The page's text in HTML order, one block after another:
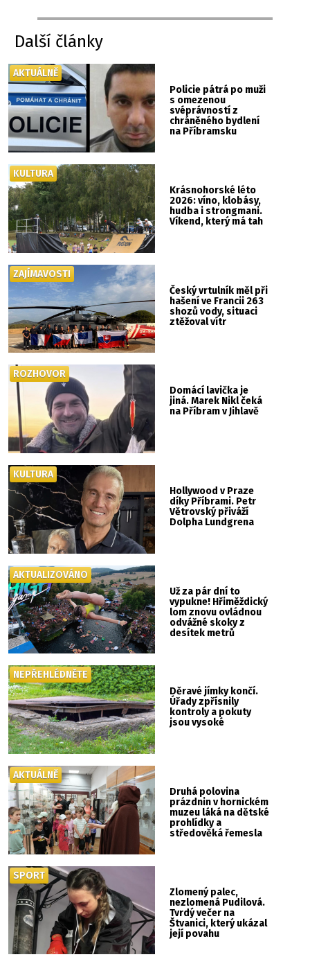
Další články
Policie pátrá po muži
s omezenou
svéprávností z
chráněného bydlení
na Příbramsku
AKTUÁLNĚ
Krásnohorské léto
2026: víno, klobásy,
hudba i strongmani.
Víkend, který má tah
KULTURA
Český vrtulník měl při
hašení ve Francii 263
shozů vody, situaci
ztěžoval vítr
ZAJÍMAVOSTI
Domácí lavička je
jiná. Marek Nikl čeká
na Příbram v Jihlavě
ROZHOVOR
Hollywood v Praze
díky Příbrami. Petr
Větrovský přiváží
Dolpha Lundgrena
KULTURA
Už za pár dní to
vypukne! Hřiměždický
lom znovu ovládnou
odvážné skoky z
desítek metrů
AKTUALIZOVÁNO
Děravé jímky končí.
Úřady zpřísnily
kontroly a pokuty
jsou vysoké
NEPŘEHLÉDNĚTE
Druhá polovina
prázdnin v hornickém
muzeu láká na dětské
prohlídky a
středověká řemesla
AKTUÁLNĚ
Zlomený palec,
nezlomená Pudilová.
Tvrdý večer na
Štvanici, který ukázal
její povahu
SPORT